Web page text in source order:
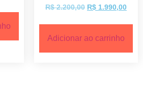
R$2.200,00 R$ 1.990,00
Adicionar ao carrinho